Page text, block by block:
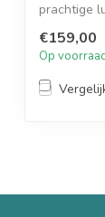
prachtige
€159,00
Op